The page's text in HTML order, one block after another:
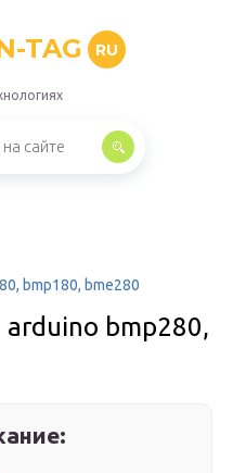
TAG RU
bmp180, bme280
bmp280,